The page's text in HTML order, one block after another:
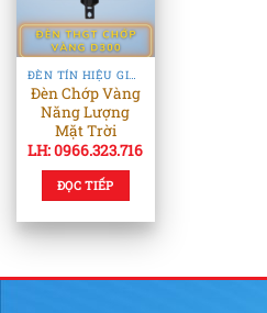
ĐÈN TÍN HIỆU GIAO THÔNG
Đèn Chớp Vàng
Năng Lượng
Mặt Trời
LH: 0966.323.716
ĐỌC TIẾP